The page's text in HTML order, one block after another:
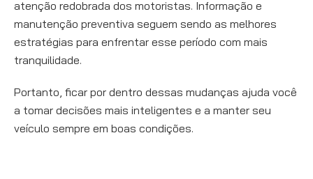
atenção redobrada dos motoristas. Informação e
manutenção preventiva seguem sendo as melhores
estratégias para enfrentar esse período com mais
tranquilidade.
Portanto, ficar por dentro dessas mudanças ajuda você
a tomar decisões mais inteligentes e a manter seu
veículo sempre em boas condições.